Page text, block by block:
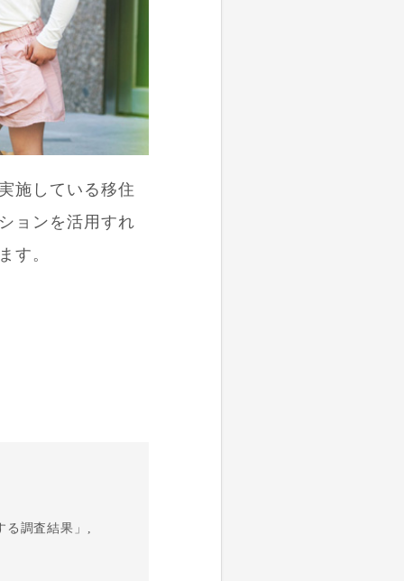
施している移住
ョンを活用すれ
す。
る調査結果」,